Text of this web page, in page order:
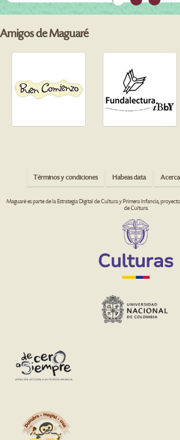
Amigos de Maguaré
Términos y condiciones Habeas data
Maguaré es parte de la Estrategia Digital de Cultura y Primera Infancia,
de Cultura.